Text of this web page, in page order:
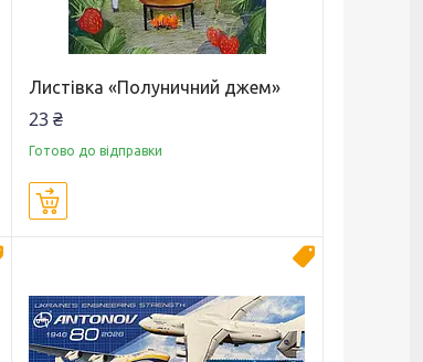
Листівка «Полуничний джем»
23 ₴
Готово до відправки